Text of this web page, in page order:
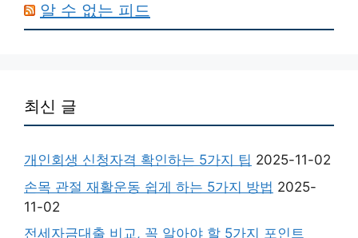
알 수 없는 피드
최신 글
개인회생 신청자격 확인하는 5가지 팁 2025-11-02
손목 관절 재활운동 쉽게 하는 5가지 방법 2025-
11-02
전세자금대출 비교, 꼭 알아야 할 5가지 포인트